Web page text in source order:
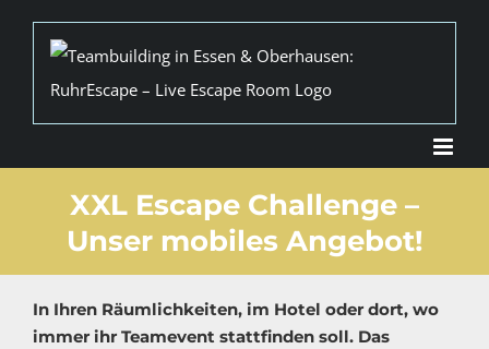
springen
XXL Escape Challenge –
Unser mobiles Angebot!
In Ihren Räumlichkeiten, im Hotel oder dort, wo
immer ihr Teamevent stattfinden soll. Das